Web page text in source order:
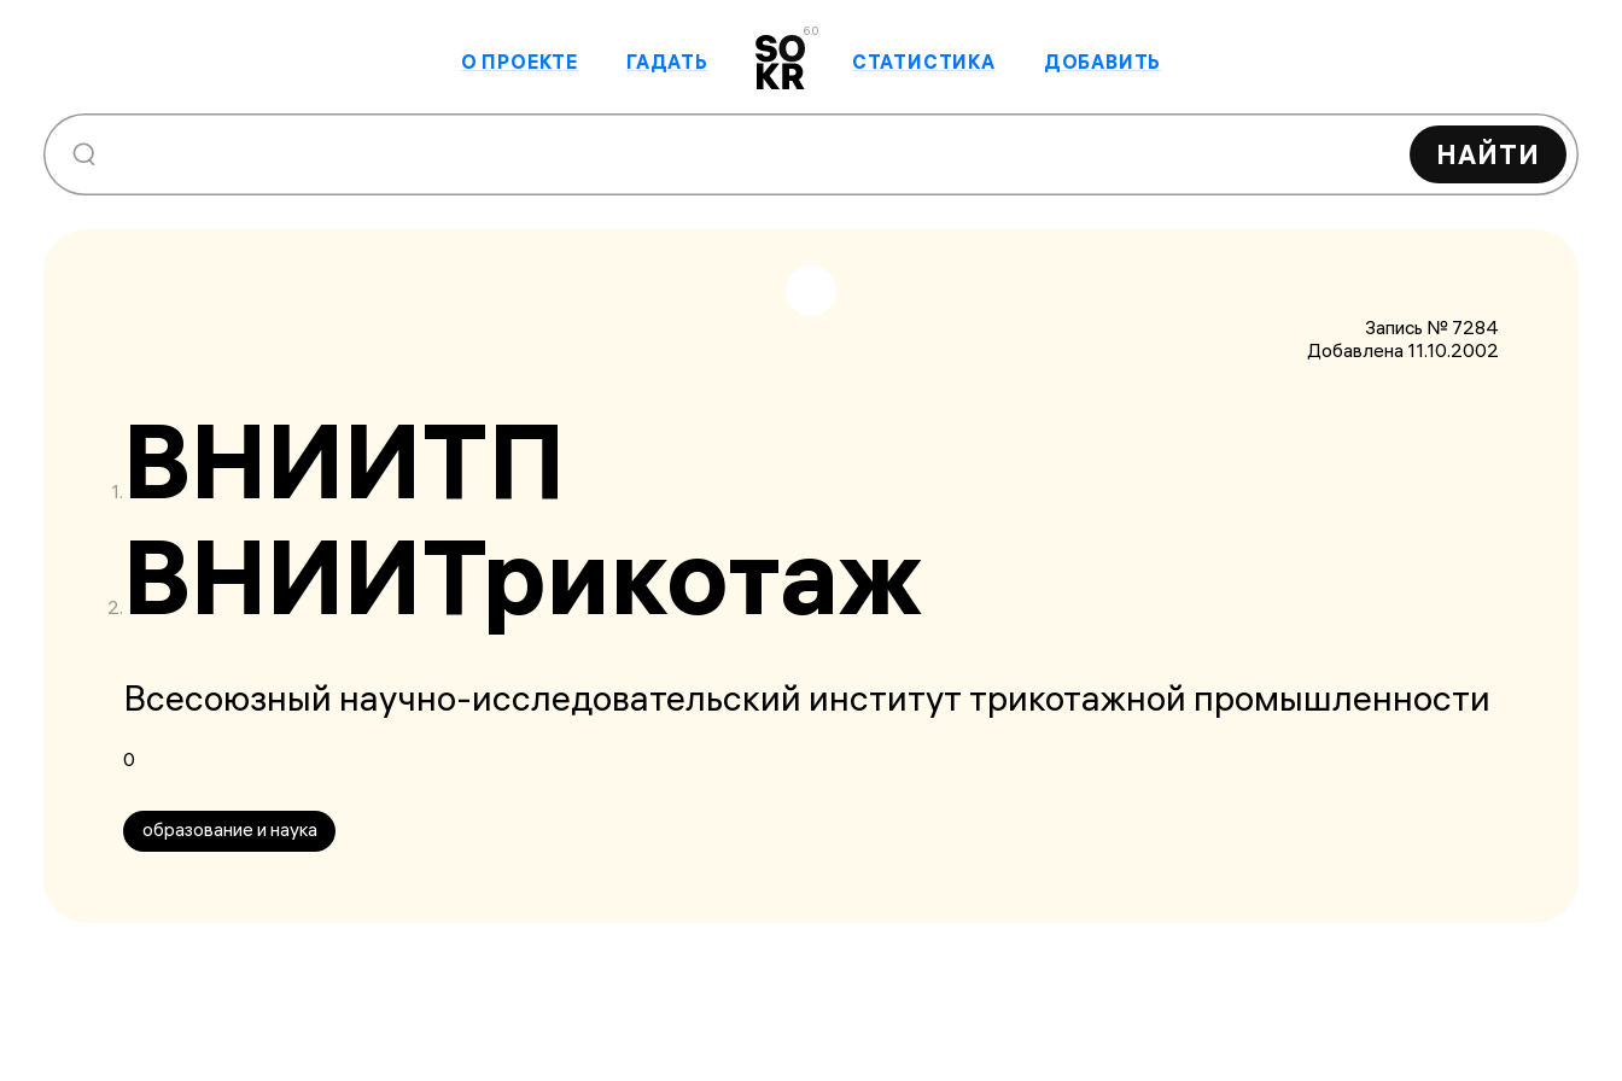
6.0
О ПРОЕКТЕ ГАДАТЬ СТАТИСТИКА ДОБАВИТЬ
НАЙТИ
Запись № 7284
Добавлена 11.10.2002
ВНИИТП
ВНИИТрикотаж
Всесоюзный научно-исследовательский институт трикотажной промышленности
0
образование и наука